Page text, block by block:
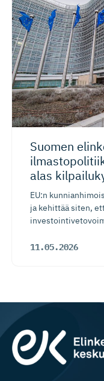
Suomen
alas
EU:n
ja kehittää siten,
11.05.2026